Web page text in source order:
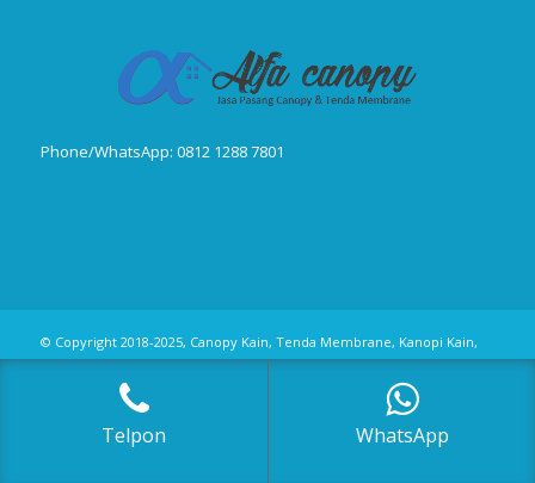
Phone/WhatsApp: 0812 1288 7801
© Copyright 2018-2025, Canopy Kain, Tenda Membrane, Kanopi Kain,
Kanopi Minmalis
Telpon WhatsApp